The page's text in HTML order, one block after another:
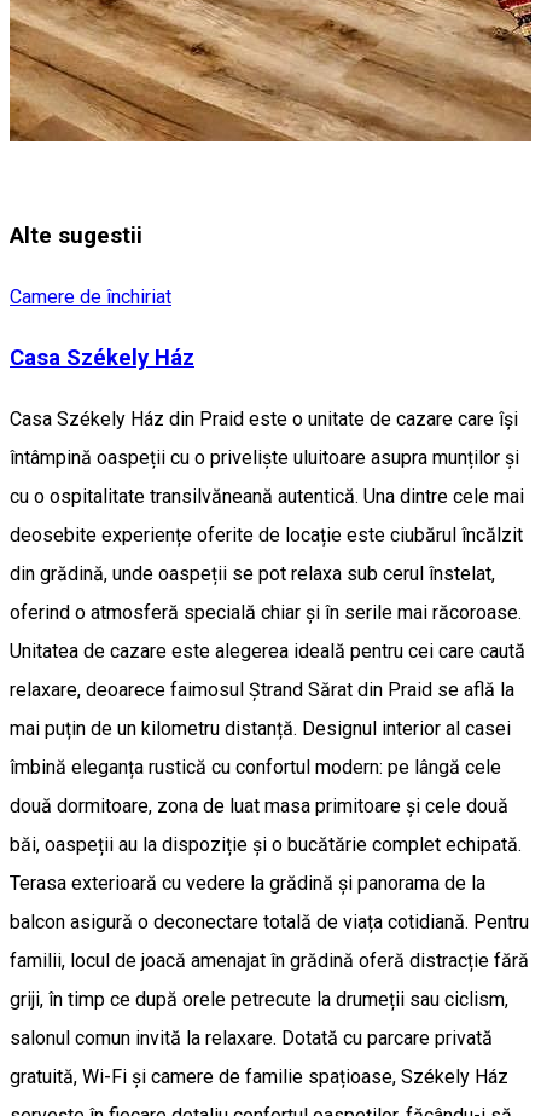
Alte sugestii
Camere de închiriat
Casa Székely Ház
Casa Székely Ház din Praid este o unitate de cazare care își
întâmpină oaspeții cu o priveliște uluitoare asupra munților și
cu o ospitalitate transilvăneană autentică. Una dintre cele mai
deosebite experiențe oferite de locație este ciubărul încălzit
din grădină, unde oaspeții se pot relaxa sub cerul înstelat,
oferind o atmosferă specială chiar și în serile mai răcoroase.
Unitatea de cazare este alegerea ideală pentru cei care caută
relaxare, deoarece faimosul Ștrand Sărat din Praid se află la
mai puțin de un kilometru distanță. Designul interior al casei
îmbină eleganța rustică cu confortul modern: pe lângă cele
două dormitoare, zona de luat masa primitoare și cele două
băi, oaspeții au la dispoziție și o bucătărie complet echipată.
Terasa exterioară cu vedere la grădină și panorama de la
balcon asigură o deconectare totală de viața cotidiană. Pentru
familii, locul de joacă amenajat în grădină oferă distracție fără
griji, în timp ce după orele petrecute la drumeții sau ciclism,
salonul comun invită la relaxare. Dotată cu parcare privată
gratuită, Wi-Fi și camere de familie spațioase, Székely Ház